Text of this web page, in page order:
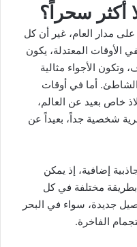
أكثر سحراً؟
مدار العام، غير أن كل
الأوقات المعتدلة، يكون
وتكون الأجواء مثالية
الشاطئ. أما في أوقات
خاص بعيد عن العالم،
شخصية جداً، بعيداً عن
إضافية، إذ يمكن
بطريقة مختلفة في كل
جديدة، سواء في البحر
الفاخرة.